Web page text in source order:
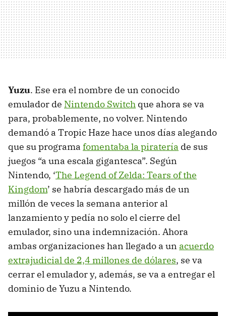
Yuzu. Ese era el nombre de un conocido
emulador de Nintendo Switch que ahora se va
para, probablemente, no volver. Nintendo
demandó a Tropic Haze hace unos días alegando
que su programa fomentaba la piratería de sus
juegos “a una escala gigantesca”. Según
Nintendo, ‘The Legend of Zelda: Tears of the
Kingdom’ se habría descargado más de un
millón de veces la semana anterior al
lanzamiento y pedía no solo el cierre del
emulador, sino una indemnización. Ahora
ambas organizaciones han llegado a un acuerdo
extrajudicial de 2,4 millones de dólares, se va
cerrar el emulador y, además, se va a entregar el
dominio de Yuzu a Nintendo.